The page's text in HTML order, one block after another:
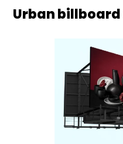
Urban